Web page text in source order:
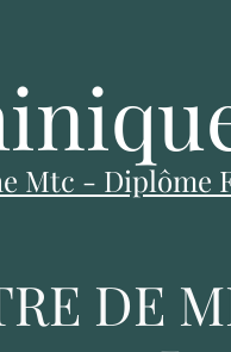
Mtc - Diplôme
DE